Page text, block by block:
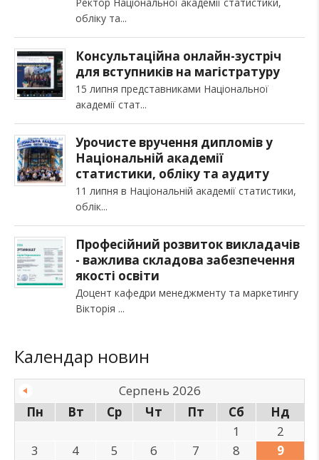
обліку та
Консультаційна онлайн-зустріч
для вступників на магістратуру
15 липня представниками Національної
академії стат
Урочисте вручення дипломів у
Національній академії
статистики, обліку та аудиту
11 липня в Національній академії статистики,
облік
Професійний розвиток викладачів
- важлива складова забезпечення
якості освіти
Доцент кафедри менеджменту та маркетингу
Вікторія
Календар новин
Серпень 2026
Пн
Вт Ср Чт Пт Сб
Нд
1
2
3
4 5 6 7 8
9